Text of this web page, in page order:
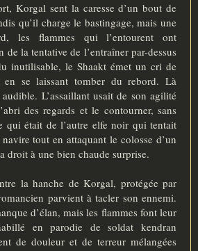
Korgal sent la caresse d’un bout de
qu’il charge le bastingage, mais une
les flammes qui l’entourent ont
de la tentative de l’entraîner par-dessus
inutilisable, le Shaakt émet un cri de
en se laissant tomber du rebord. Là
L’assaillant usait de son agilité
des regards et le contourner, sans
qui était de l’autre elfe noir qui tentait
tout en attaquant le colosse d’un
droit à une bien chaude surprise.
la hanche de Korgal, protégée par
parvient à tacler son ennemi.
d’élan, mais les flammes font leur
en parodie de soldat kendran
de douleur et de terreur mélangées